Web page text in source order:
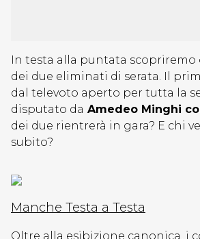
In testa alla puntata scopriremo
dei due eliminati di serata. Il
dal televoto aperto per tutta la
disputato da Amedeo Minghi
dei due rientrerà in gara? E chi
subito?
Manche Testa a Testa
Oltre alla esibizione canonica, i